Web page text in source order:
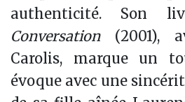
authenticité. Son
Conversation(2001),
Carolis, marque un
évoque avec une